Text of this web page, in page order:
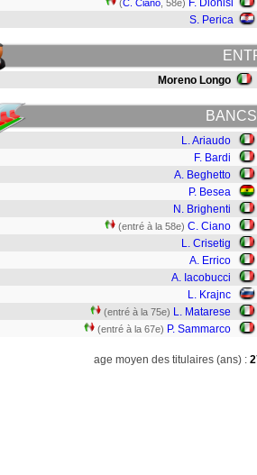
(C. Ciano , 58e) F. Dionisi
S. Perica
Moreno Longo
L. Ariaudo
F. Bardi
A. Beghetto
P. Besea
N. Brighenti
(entré à la 58e) C. Ciano
L. Crisetig
A. Errico
A. Iacobucci
L. Krajnc
(entré à la 75e) L. Matarese
(entré à la 67e) P. Sammarco
age moyen des titulaires (ans) :